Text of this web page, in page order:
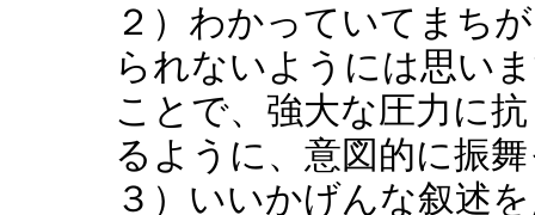
２）わかっていてまち
られないようには思い
ことで、強大な圧力に
るように、意図的に振
３）いいかげんな叙述